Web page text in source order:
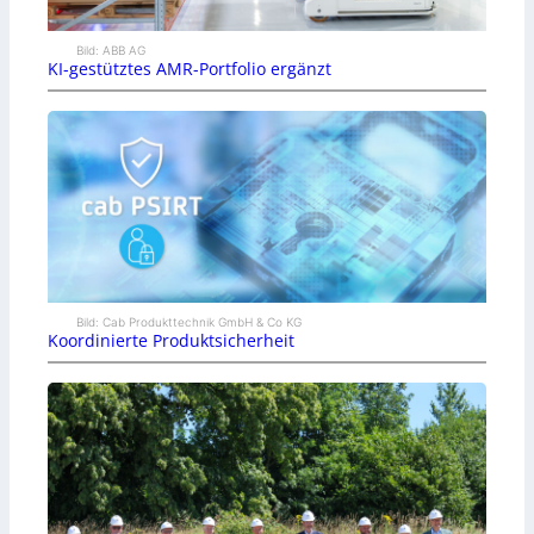
Bild: ABB AG
KI-gestütztes AMR-Portfolio ergänzt
Bild: Cab Produkttechnik GmbH & Co KG
Koordinierte Produktsicherheit